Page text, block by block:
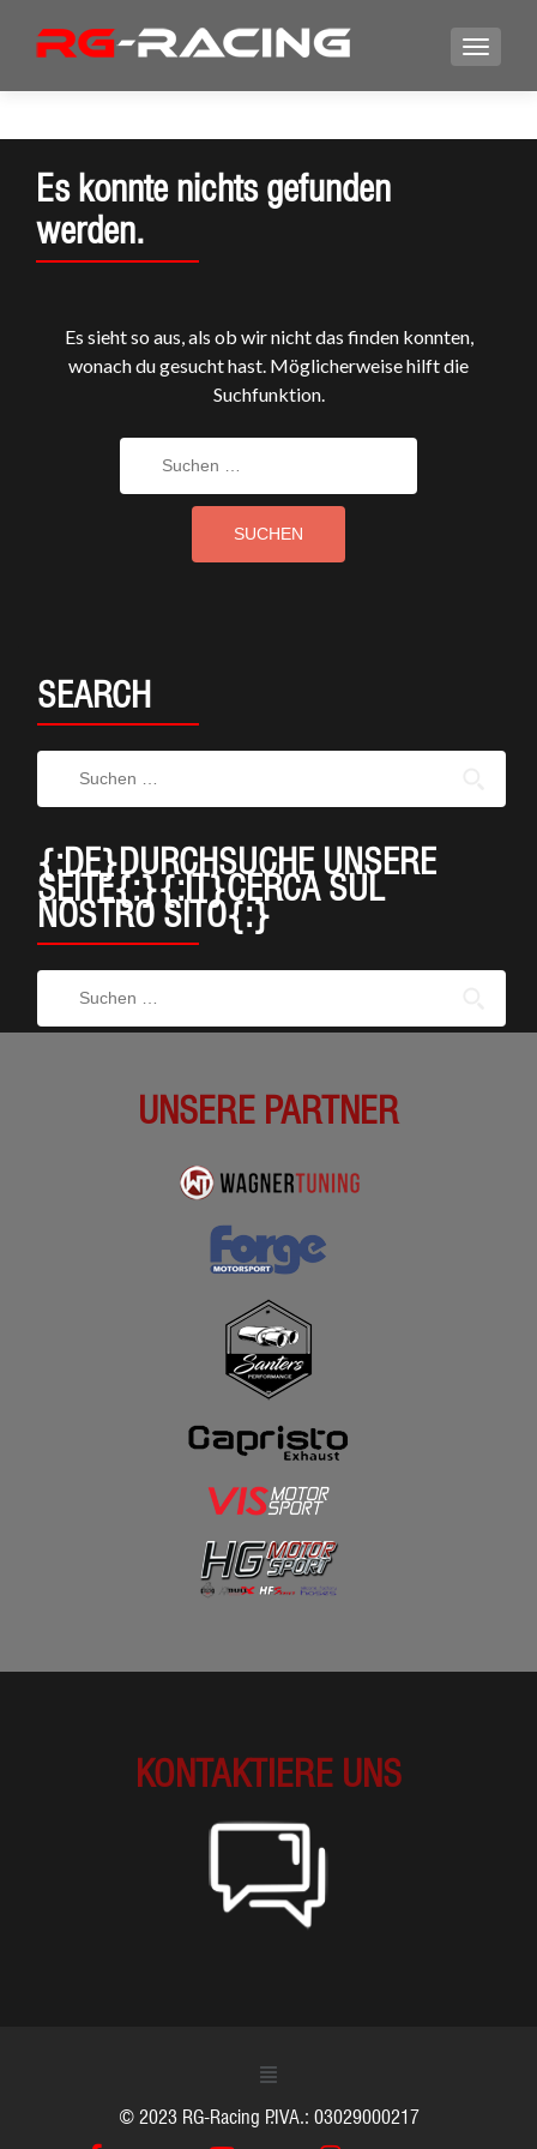
Es konnte nichts gefunden
werden.
Es sieht so aus, als ob wir nicht das finden konnten,
wonach du gesucht hast. Möglicherweise hilft die
Suchfunktion.
SEARCH
{:DE}DURCHSUCHE UNSERE
SEITE{:}{:IT}CERCA SUL
NOSTRO SITO{:}
UNSERE PARTNER
KONTAKTIERE UNS
© 2023 RG-Racing P.IVA.: 03029000217